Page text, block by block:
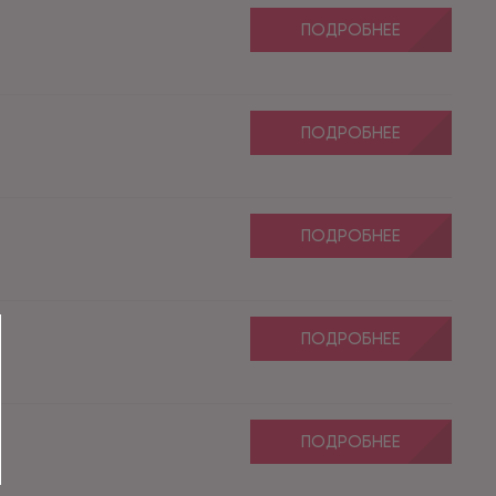
ПОДРОБНЕЕ
ПОДРОБНЕЕ
ПОДРОБНЕЕ
ПОДРОБНЕЕ
ПОДРОБНЕЕ